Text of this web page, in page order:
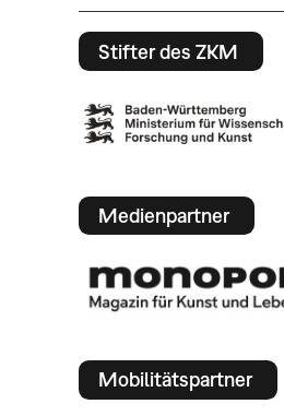
Stifter des ZKM
Medienpartner
Mobilitätspartner